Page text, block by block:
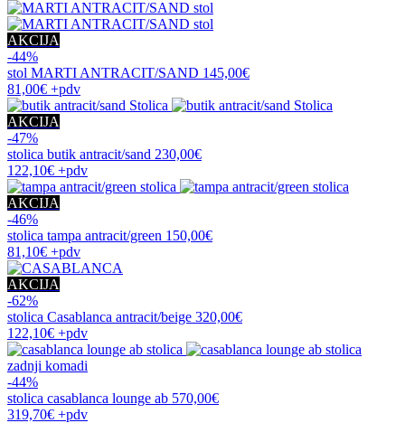
AKCIJA
-44%
stol MARTI ANTRACIT/SAND 145,00€
81,00€ +pdv
AKCIJA
-47%
stolica butik antracit/sand 230,00€
122,10€ +pdv
AKCIJA
-46%
stolica tampa antracit/green 150,00€
81,10€ +pdv
AKCIJA
-62%
stolica Casablanca antracit/beige 320,00€
122,10€ +pdv
zadnji komadi
-44%
stolica casablanca lounge ab 570,00€
319,70€ +pdv